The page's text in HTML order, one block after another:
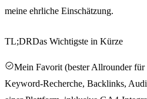
meine ehrliche Einschätzung.
TL;DRDas Wichtigste in Kürze
Mein Favorit (bester Allrounder
Keyword-Recherche, Backlinks,